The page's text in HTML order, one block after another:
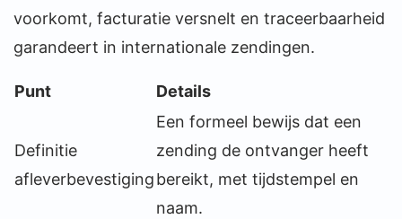
voorkomt, facturatie versnelt en traceerbaarheid
garandeert in internationale zendingen.
Punt Details
Definitie
afleverbevestiging
Een formeel bewijs dat een
zending de ontvanger heeft
bereikt, met tijdstempel en
naam.